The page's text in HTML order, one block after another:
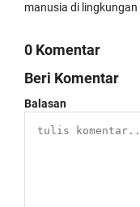
manusia di lingkungan
0 Komentar
Beri Komentar
Balasan